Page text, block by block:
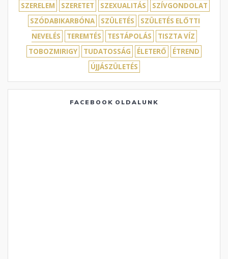
SZERELEM
SZERETET SZEXUALITÁS
SZÍVGONDOLAT
SZÓDABIKARBÓNA
SZÜLETÉS
SZÜLETÉS ELŐTTI
NEVELÉS
TEREMTÉS TESTÁPOLÁS
TISZTA VÍZ
TOBOZMIRIGY
TUDATOSSÁG ÉLETERŐ
ÉTREND
ÚJJÁSZÜLETÉS
FACEBOOK OLDALUNK